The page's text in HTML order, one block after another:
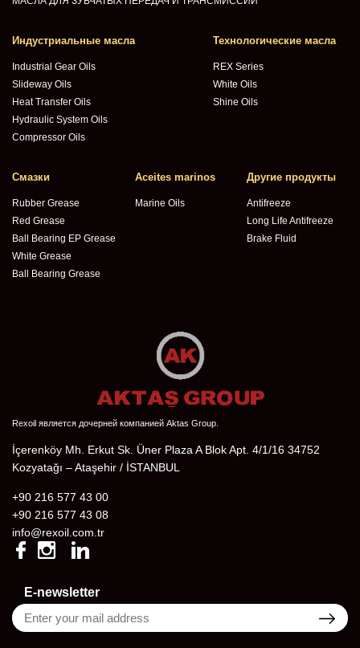
Индустриальные масла
Industrial Gear Oils
Slideway Oils
Heat Transfer Oils
Hydraulic System Oils
Compressor Oils
Технологические масла
REX Series
White Oils
Shine Oils
Смазки
Rubber Grease
Red Grease
Ball Bearing EP Grease
White Grease
Ball Bearing Grease
Aceites marinos
Marine Oils
Другие продукты
Antifreeze
Long Life Antifreeze
Brake Fluid
Rexoil является дочерней компанией Aktas Group.
İçerenköy Mh. Erkut Sk. Üner Plaza A Blok Apt. 4/1/16 34752
Kozyatağı – Ataşehir / İSTANBUL
+90 216 577 43 00
+90 216 577 43 08
info@rexoil.com.tr
E-newsletter